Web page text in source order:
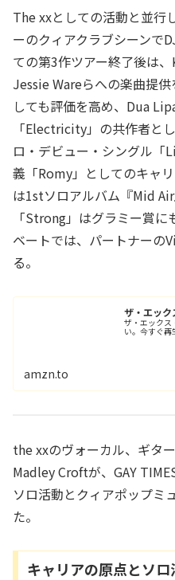
The xxとしての活動と並行
ーのクィアクラブシーンで
ての第3作ツアー終了後は、
Jessie Wareらへの楽曲提
しても評価を高め、Dua
「Electricity」の共作者と
ロ・デビュー・シングル
義「Romy」としてのキャ
は1stソロアルバム『Mid
「Strong」はグラミー賞
ベートでは、パートナーの
る。
ザ・エッ
ザ・エックス
い。今すぐ再
amzn.to
the xxのヴォーカル、ギタ
Madley Croftが、GAY
ソロ活動とクィアポップミ
た。
キャリアの原点とソロ